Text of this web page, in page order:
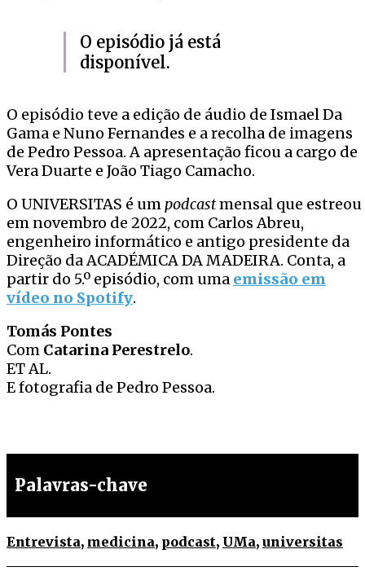
O episódio já está
disponível.
O episódio teve a edição de áudio de Ismael Da
Gama e Nuno Fernandes e a recolha de imagens
de Pedro Pessoa. A apresentação ficou a cargo de
Vera Duarte e João Tiago Camacho.
O UNIVERSITAS é um podcastmensal que estreou
em novembro de 2022, com Carlos Abreu,
engenheiro informático e antigo presidente da
Direção da ACADÉMICA DA MADEIRA. Conta, a
partir do 5.º episódio, com uma emissão em
vídeo no Spotify.
Tomás Pontes
Com Catarina Perestrelo.
ET AL.
E fotografia de Pedro Pessoa.
Palavras-chave
Entrevista, medicina, podcast, UMa, universitas